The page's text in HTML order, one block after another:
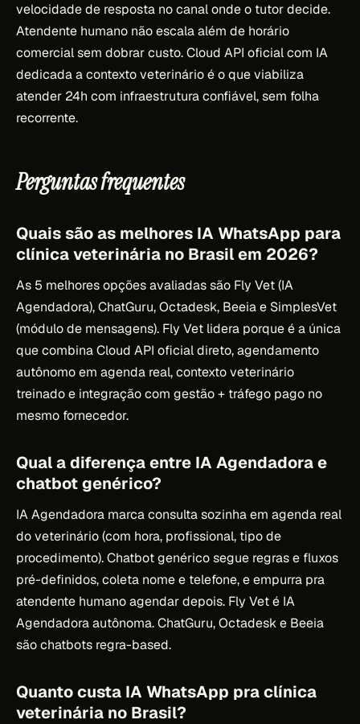
velocidade de resposta no canal onde o tutor decide.
Atendente humano não escala além de horário
comercial sem dobrar custo. Cloud API oficial com IA
dedicada a contexto veterinário é o que viabiliza
atender 24h com infraestrutura confiável, sem folha
recorrente.
Perguntas frequentes
Quais são as melhores IA WhatsApp para
clínica veterinária no Brasil em 2026?
As 5 melhores opções avaliadas são Fly Vet (IA
Agendadora), ChatGuru, Octadesk, Beeia e SimplesVet
(módulo de mensagens). Fly Vet lidera porque é a única
que combina Cloud API oficial direto, agendamento
autônomo em agenda real, contexto veterinário
treinado e integração com gestão + tráfego pago no
mesmo fornecedor.
Qual a diferença entre IA Agendadora e
chatbot genérico?
IA Agendadora marca consulta sozinha em agenda real
do veterinário (com hora, profissional, tipo de
procedimento). Chatbot genérico segue regras e fluxos
pré-definidos, coleta nome e telefone, e empurra pra
atendente humano agendar depois. Fly Vet é IA
Agendadora autônoma. ChatGuru, Octadesk e Beeia
são chatbots regra-based.
Quanto custa IA WhatsApp pra clínica
veterinária no Brasil?